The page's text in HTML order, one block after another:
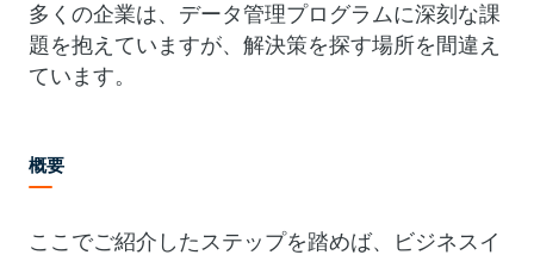
多くの企業は、データ管理プログラムに深刻な課
題を抱えていますが、解決策を探す場所を間違え
ています。
概要
ここでご紹介したステップを踏めば、ビジネスイ